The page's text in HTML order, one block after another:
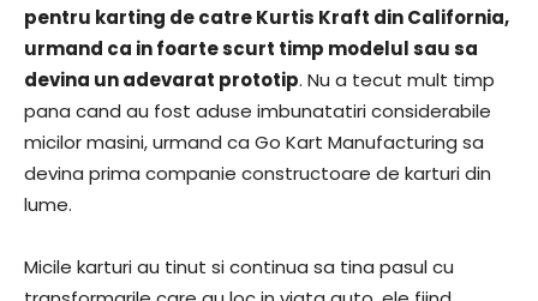
pentru karting de catre Kurtis Kraft din California,
urmand ca in foarte scurt timp modelul sau sa
devina un adevarat prototip. Nu a tecut mult timp
pana cand au fost aduse imbunatatiri considerabile
micilor masini, urmand ca Go Kart Manufacturing sa
devina prima companie constructoare de karturi din
lume.
Micile karturi au tinut si continua sa tina pasul cu